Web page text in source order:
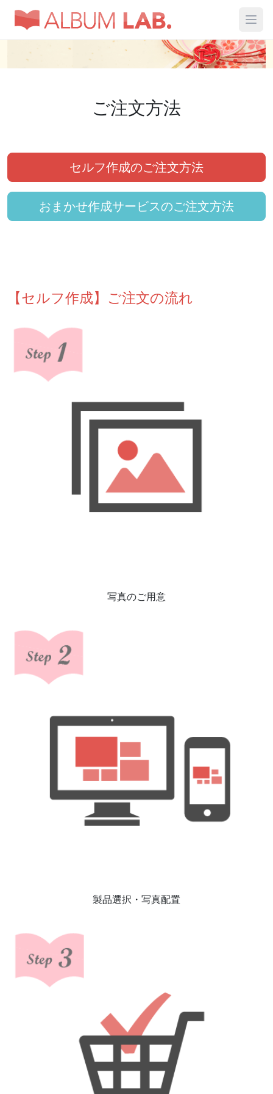
ご注文方法
セルフ作成のご注文方法
おまかせ作成サービスのご注文方法
【セルフ作成】ご注文の流れ
写真のご用意
製品選択・写真配置